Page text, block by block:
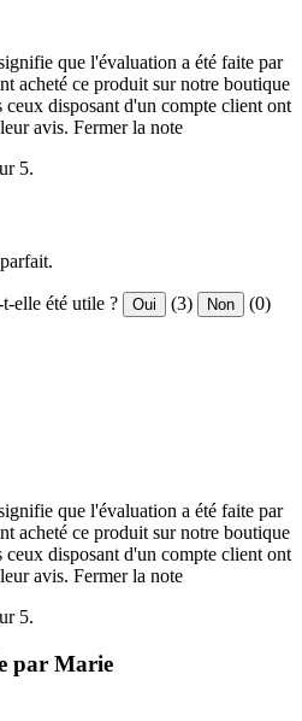
que l'évaluation a été faite par
acheté ce produit sur notre boutique
disposant d'un compte client ont
avis. Fermer la note
5.
elle été utile ? Oui (3) Non (0)
que l'évaluation a été faite par
acheté ce produit sur notre boutique
disposant d'un compte client ont
avis. Fermer la note
5.
par Marie